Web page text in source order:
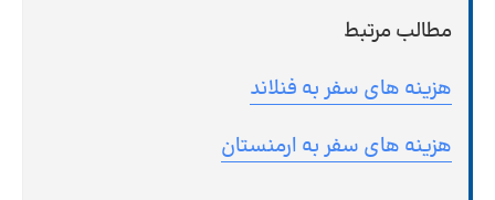
مطالب مرتبط
هزینه های سفر به فنلاند
هزینه های سفر به ارمنستان